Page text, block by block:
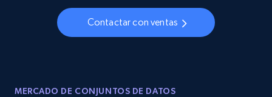
Contactar con ventas
MERCADO DE CONJUNTOS DE DATOS